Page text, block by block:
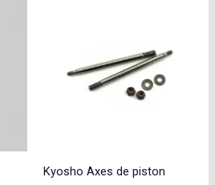
Kyosho Axes de piston